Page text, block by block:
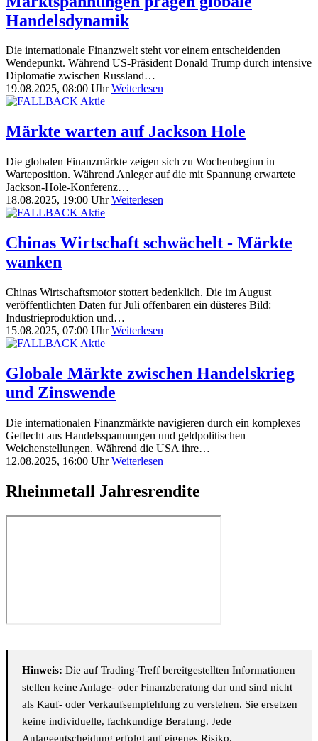
Handelsdynamik
Die internationale Finanzwelt steht vor einem entscheidenden
Wendepunkt. Während US-Präsident Donald Trump durch intensive
Diplomatie zwischen Russland…
19.08.2025, 08:00 Uhr Weiterlesen
Märkte warten auf Jackson Hole
Die globalen Finanzmärkte zeigen sich zu Wochenbeginn in
Warteposition. Während Anleger auf die mit Spannung erwartete
Jackson-Hole-Konferenz…
18.08.2025, 19:00 Uhr Weiterlesen
Chinas Wirtschaft schwächelt - Märkte
wanken
Chinas Wirtschaftsmotor stottert bedenklich. Die im August
veröffentlichten Daten für Juli offenbaren ein düsteres Bild:
Industrieproduktion und…
15.08.2025, 07:00 Uhr Weiterlesen
Globale Märkte zwischen Handelskrieg
und Zinswende
Die internationalen Finanzmärkte navigieren durch ein komplexes
Geflecht aus Handelsspannungen und geldpolitischen
Weichenstellungen. Während die USA ihre…
12.08.2025, 16:00 Uhr Weiterlesen
Rheinmetall Jahresrendite
Hinweis: Die auf Trading-Treff bereitgestellten Informationen
stellen keine Anlage- oder Finanzberatung dar und sind nicht
als Kauf- oder Verkaufsempfehlung zu verstehen. Sie ersetzen
keine individuelle, fachkundige Beratung. Jede
Anlageentscheidung erfolgt auf eigenes Risiko.